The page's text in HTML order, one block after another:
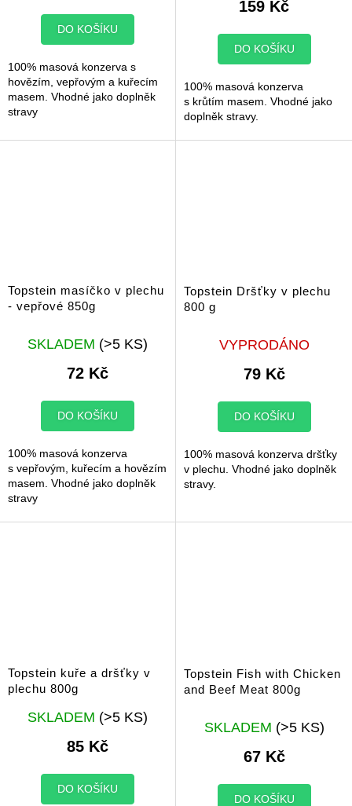
DO KOŠÍKU
100% masová konzerva s
hovězím, vepřovým a kuřecím
masem. Vhodné jako doplněk
stravy
159 Kč
DO KOŠÍKU
100% masová konzerva
s krůtím masem. Vhodné jako
doplněk stravy.
Topstein masíčko v plechu
- vepřové 850g
SKLADEM (>5 KS)
72 Kč
DO KOŠÍKU
100% masová konzerva
s vepřovým, kuřecím a hovězím
masem. Vhodné jako doplněk
stravy
Topstein Dršťky v plechu
800 g
VYPRODÁNO
79 Kč
DO KOŠÍKU
100% masová konzerva dršťky
v plechu. Vhodné jako doplněk
stravy.
Topstein kuře a dršťky v
plechu 800g
Průměrné
hodnocení
produktu
je
z
SKLADEM (>5 KS)
85 Kč
DO KOŠÍKU
Topstein Fish with Chicken
and Beef Meat 800g
SKLADEM (>5 KS)
67 Kč
DO KOŠÍKU